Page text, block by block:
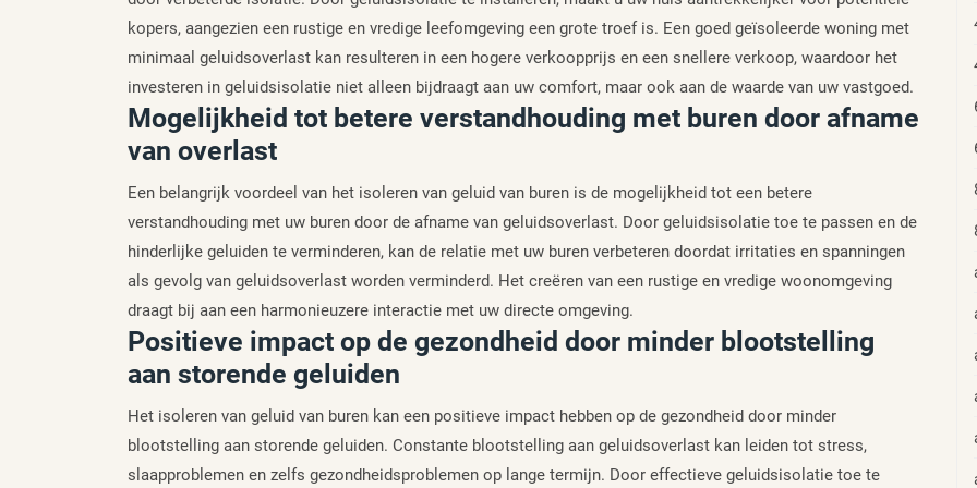
kopers, aangezien een rustige en vredige leefomgeving een grote troef is. Een goed geïsoleerde woning met
minimaal geluidsoverlast kan resulteren in een hogere verkoopprijs en een snellere verkoop, waardoor het
investeren in geluidsisolatie niet alleen bijdraagt aan uw comfort, maar ook aan de waarde van uw vastgoed.
Mogelijkheid tot betere verstandhouding met buren door afname
van overlast
Een belangrijk voordeel van het isoleren van geluid van buren is de mogelijkheid tot een betere
verstandhouding met uw buren door de afname van geluidsoverlast. Door geluidsisolatie toe te passen en de
hinderlijke geluiden te verminderen, kan de relatie met uw buren verbeteren doordat irritaties en spanningen
als gevolg van geluidsoverlast worden verminderd. Het creëren van een rustige en vredige woonomgeving
draagt bij aan een harmonieuzere interactie met uw directe omgeving.
Positieve impact op de gezondheid door minder blootstelling
aan storende geluiden
Het isoleren van geluid van buren kan een positieve impact hebben op de gezondheid door minder
blootstelling aan storende geluiden. Constante blootstelling aan geluidsoverlast kan leiden tot stress,
slaapproblemen en zelfs gezondheidsproblemen op lange termijn. Door effectieve geluidsisolatie toe te